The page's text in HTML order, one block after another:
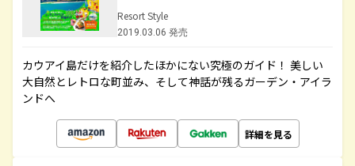
Resort Style
2019.03.06 発売
カウアイ島だけを紹介したほかにない究極のガイド！ 美しい
大自然とレトロな町並み、そして神話が残るガーデン・アイラ
ンドへ
詳細を見る